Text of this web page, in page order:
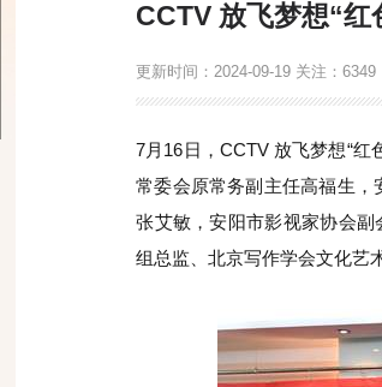
CCTV 放飞梦想“
更新时间：2024-09-19 关注：6349
7月16日，CCTV 放飞梦想“
常委会原常务副主任高福生
张艾敏，安阳市影视家协会
组总监、北京写作学会文化艺